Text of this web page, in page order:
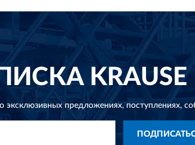
KRAUSE
эксклюзивных предложениях,поступлениях,